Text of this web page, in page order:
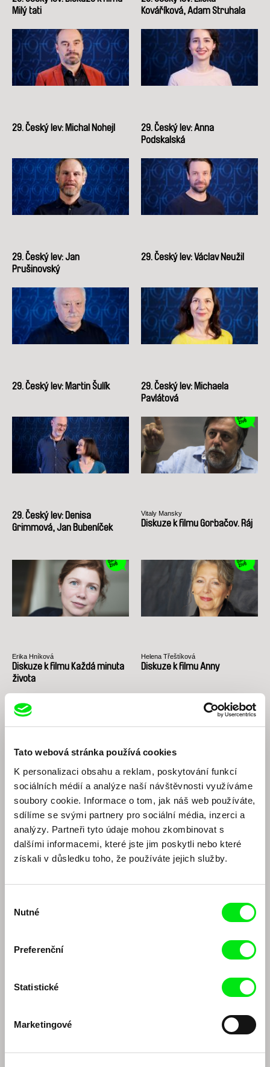
Tato webová stránka používá cookies
K personalizaci obsahu a reklam, poskytování funkcí
sociálních médií a analýze naší návštěvnosti využíváme
soubory cookie. Informace o tom, jak náš web používáte,
sdílíme se svými partnery pro sociální média, inzerci a
analýzy. Partneři tyto údaje mohou zkombinovat s
dalšími informacemi, které jste jim poskytli nebo které
získali v důsledku toho, že používáte jejich služby.
souhlasu
Nutné
Preferenční
Statistické
Marketingové
Milý tati
Kováříková, Adam Struhala
29. Český lev: Michal Nohejl
29. Český lev: Anna
Podskalská
29. Český lev: Jan
Prušinovský
29. Český lev: Václav Neužil
29. Český lev: Martin Šulík
29. Český lev: Michaela
Pavlátová
29. Český lev: Denisa
Grimmová, Jan Bubeníček
Vitaly Mansky
Diskuze k filmu Gorbačov. Ráj
Erika Hníková
Diskuze k filmu Každá minuta
života
Helena Třeštíková
Diskuze k filmu Anny
Thomas Imbach
Diskuze k retrospektivě:
Thomas Imbach (EN)
Adéla Komrzý
Diskuze k Jednotce
intenzivního života
Diskuze k retrospektivě
Diskuze k filmu Ráj na zemi